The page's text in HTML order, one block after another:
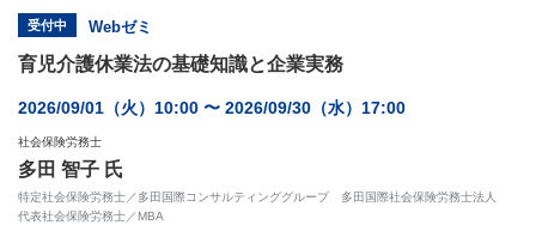
受付中 Webゼミ
育児介護休業法の基礎知識と企業実務
2026/09/01（火）10:00 〜 2026/09/30（水）17:00
社会保険労務士
多田 智子 氏
特定社会保険労務士／多田国際コンサルティンググループ 多田国際社会保険労務士法人
代表社会保険労務士／MBA